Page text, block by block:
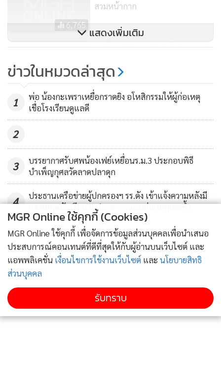
6,765
สวมหน้ากาก
11,514
คนขี้เหงาไม่เหงาอีกต่อไป พบแอปฯ
แสดงเพิ่มเติม
ข่าวในหมวดล่าสุด
1
พ่อ น้องกะเพราเหยื่อกราดยิง อโหสิกรรมให้ผู้ก่อเหตุ
เชื่อโรงเรียนดูแลดี
2
3
บรรยากาศรับศพน้องเฟย์เหยื่อนร.ม.3 ประกอบพิธี
บำเพ็ญกุศลวัดลาดปลาดุก
4
ประธานเครือข่ายผู้ปกครองฯ รร.ดัง เข้าแจ้งความหลังมี
แชทหลุดนักเรียน ม.ปลาย วางแผนก่อเหตุสลดซ้ำ
ข่าวอื่นในหมวด
MGR Online ใช้คุกกี้ (Cookies)
MGR Online ใช้คุกกี้ เพื่อจัดการข้อมูลส่วนบุคคลเพื่อนำเสนอ
ประสบการณ์คอนเทนต์ที่ดีที่สุดให้กับผู้อ่านบนเว็บไซต์ และ
แอพพลิเคชั่น เงื่อนไขการใช้งานเว็บไซต์ และ นโยบายสิทธิ
ส่วนบุคคล
รับทราบ